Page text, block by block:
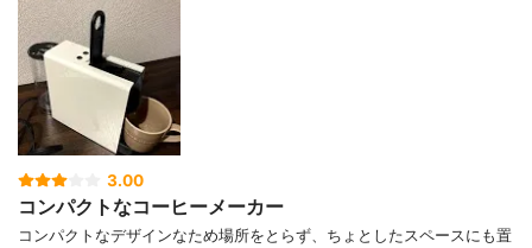
3.00
コンパクトなコーヒーメーカー
コンパクトなデザインなため場所をとらず、ちょとしたスペースにも置